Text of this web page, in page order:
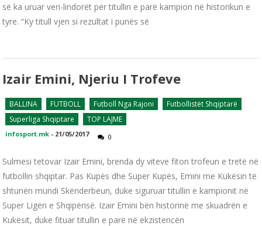
së ka uruar veri-lindorët për titullin e parë kampion në historikun e
tyre. “Ky titull vjen si rezultat i punës së
Izair Emini, Njeriu I Trofeve
BALLINA FUTBOLL Futboll Nga Rajoni
Futbollistët Shqiptarë
Superliga Shqiptare
TOP LAJME
infosport.mk - 21/05/2017 0
Sulmesi tetovar Izair Emini, brenda dy viteve fiton trofeun e tretë në
futbollin shqiptar. Pas Kupës dhe Super Kupës, Emini me Kukësin të
shtunën mundi Skënderbeun, duke siguruar titullin e kampionit në
Super Ligën e Shqipërisë. Izair Emini bën historinë me skuadrën e
Kukësit, duke fituar titullin e parë në ekzistencën